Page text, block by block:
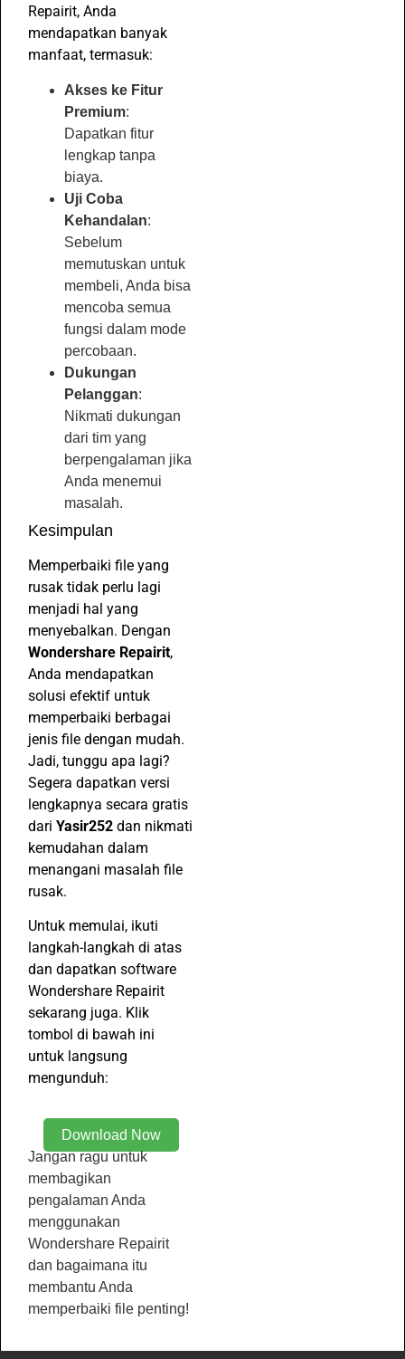
Repairit, Anda
mendapatkan banyak
manfaat, termasuk:
Akses ke Fitur
Premium:
Dapatkan fitur
lengkap tanpa
biaya.
Uji Coba
Kehandalan:
Sebelum
memutuskan untuk
membeli, Anda bisa
mencoba semua
fungsi dalam mode
percobaan.
Dukungan
Pelanggan:
Nikmati dukungan
dari tim yang
berpengalaman jika
Anda menemui
masalah.
Kesimpulan
Memperbaiki file yang
rusak tidak perlu lagi
menjadi hal yang
menyebalkan. Dengan
Wondershare Repairit,
Anda mendapatkan
solusi efektif untuk
memperbaiki berbagai
jenis file dengan mudah.
Jadi, tunggu apa lagi?
Segera dapatkan versi
lengkapnya secara gratis
dari Yasir252 dan nikmati
kemudahan dalam
menangani masalah file
rusak.
Untuk memulai, ikuti
langkah-langkah di atas
dan dapatkan software
Wondershare Repairit
sekarang juga. Klik
tombol di bawah ini
untuk langsung
mengunduh:
Download Now
Jangan ragu untuk
membagikan
pengalaman Anda
menggunakan
Wondershare Repairit
dan bagaimana itu
membantu Anda
memperbaiki file penting!